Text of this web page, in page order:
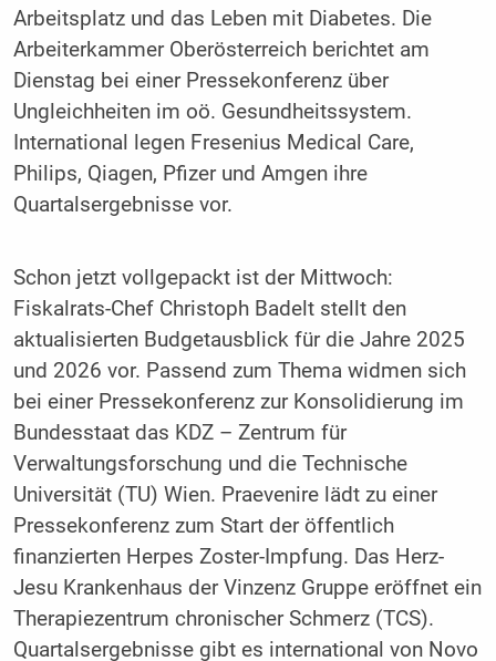
Arbeitsplatz und das Leben mit Diabetes. Die
Arbeiterkammer Oberösterreich berichtet am
Dienstag bei einer Pressekonferenz über
Ungleichheiten im oö. Gesundheitssystem.
International legen Fresenius Medical Care,
Philips, Qiagen, Pfizer und Amgen ihre
Quartalsergebnisse vor.
Schon jetzt vollgepackt ist der Mittwoch:
Fiskalrats-Chef Christoph Badelt stellt den
aktualisierten Budgetausblick für die Jahre 2025
und 2026 vor. Passend zum Thema widmen sich
bei einer Pressekonferenz zur Konsolidierung im
Bundesstaat das KDZ – Zentrum für
Verwaltungsforschung und die Technische
Universität (TU) Wien. Praevenire lädt zu einer
Pressekonferenz zum Start der öffentlich
finanzierten Herpes Zoster-Impfung. Das Herz-
Jesu Krankenhaus der Vinzenz Gruppe eröffnet ein
Therapiezentrum chronischer Schmerz (TCS).
Quartalsergebnisse gibt es international von Novo